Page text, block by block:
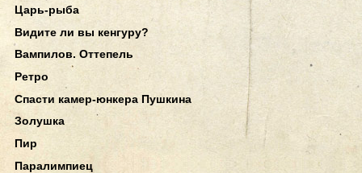
Царь-рыба
Видите ли вы кенгуру?
Вампилов. Оттепель
Ретро
Спасти камер-юнкера Пушкина
Золушка
Пир
Паралимпиец